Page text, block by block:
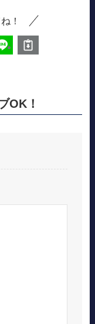
！
OK！